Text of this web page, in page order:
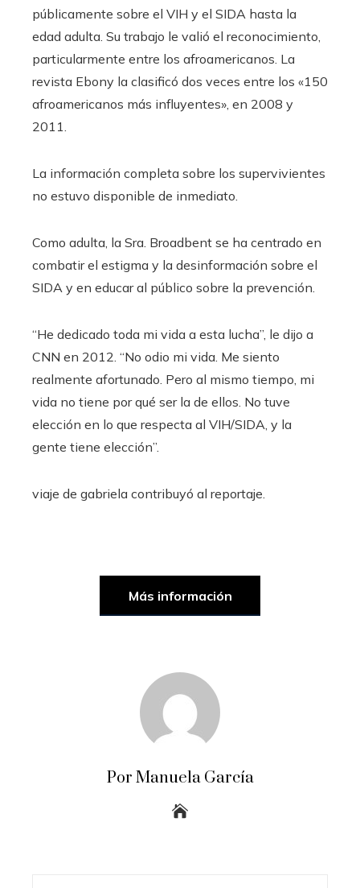
públicamente sobre el VIH y el SIDA hasta la
edad adulta. Su trabajo le valió el reconocimiento,
particularmente entre los afroamericanos. La
revista Ebony la clasificó dos veces entre los «150
afroamericanos más influyentes», en 2008 y
2011.
La información completa sobre los supervivientes
no estuvo disponible de inmediato.
Como adulta, la Sra. Broadbent se ha centrado en
combatir el estigma y la desinformación sobre el
SIDA y en educar al público sobre la prevención.
“He dedicado toda mi vida a esta lucha”, le dijo a
CNN en 2012. “No odio mi vida. Me siento
realmente afortunado. Pero al mismo tiempo, mi
vida no tiene por qué ser la de ellos. No tuve
elección en lo que respecta al VIH/SIDA, y la
gente tiene elección”.
viaje de gabriela contribuyó al reportaje.
Más información
Por Manuela García